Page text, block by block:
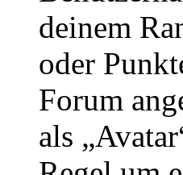
deinem
oder
Forum
als